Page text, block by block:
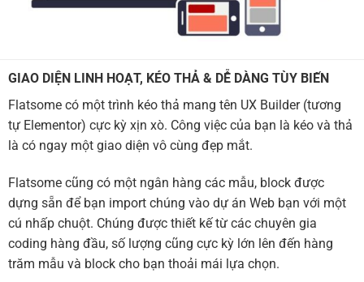
GIAO DIỆN LINH HOẠT, KÉO THẢ & DỄ DÀNG TÙY BIẾN
Flatsome có một trình kéo thả mang tên UX Builder (tương
tự Elementor) cực kỳ xịn xò. Công việc của bạn là kéo và thả
là có ngay một giao diện vô cùng đẹp mắt.
Flatsome cũng có một ngân hàng các mẫu, block được
dựng sẵn để bạn import chúng vào dự án Web bạn với một
cú nhấp chuột. Chúng được thiết kế từ các chuyên gia
coding hàng đầu, số lượng cũng cực kỳ lớn lên đến hàng
trăm mẫu và block cho bạn thoải mái lựa chọn.